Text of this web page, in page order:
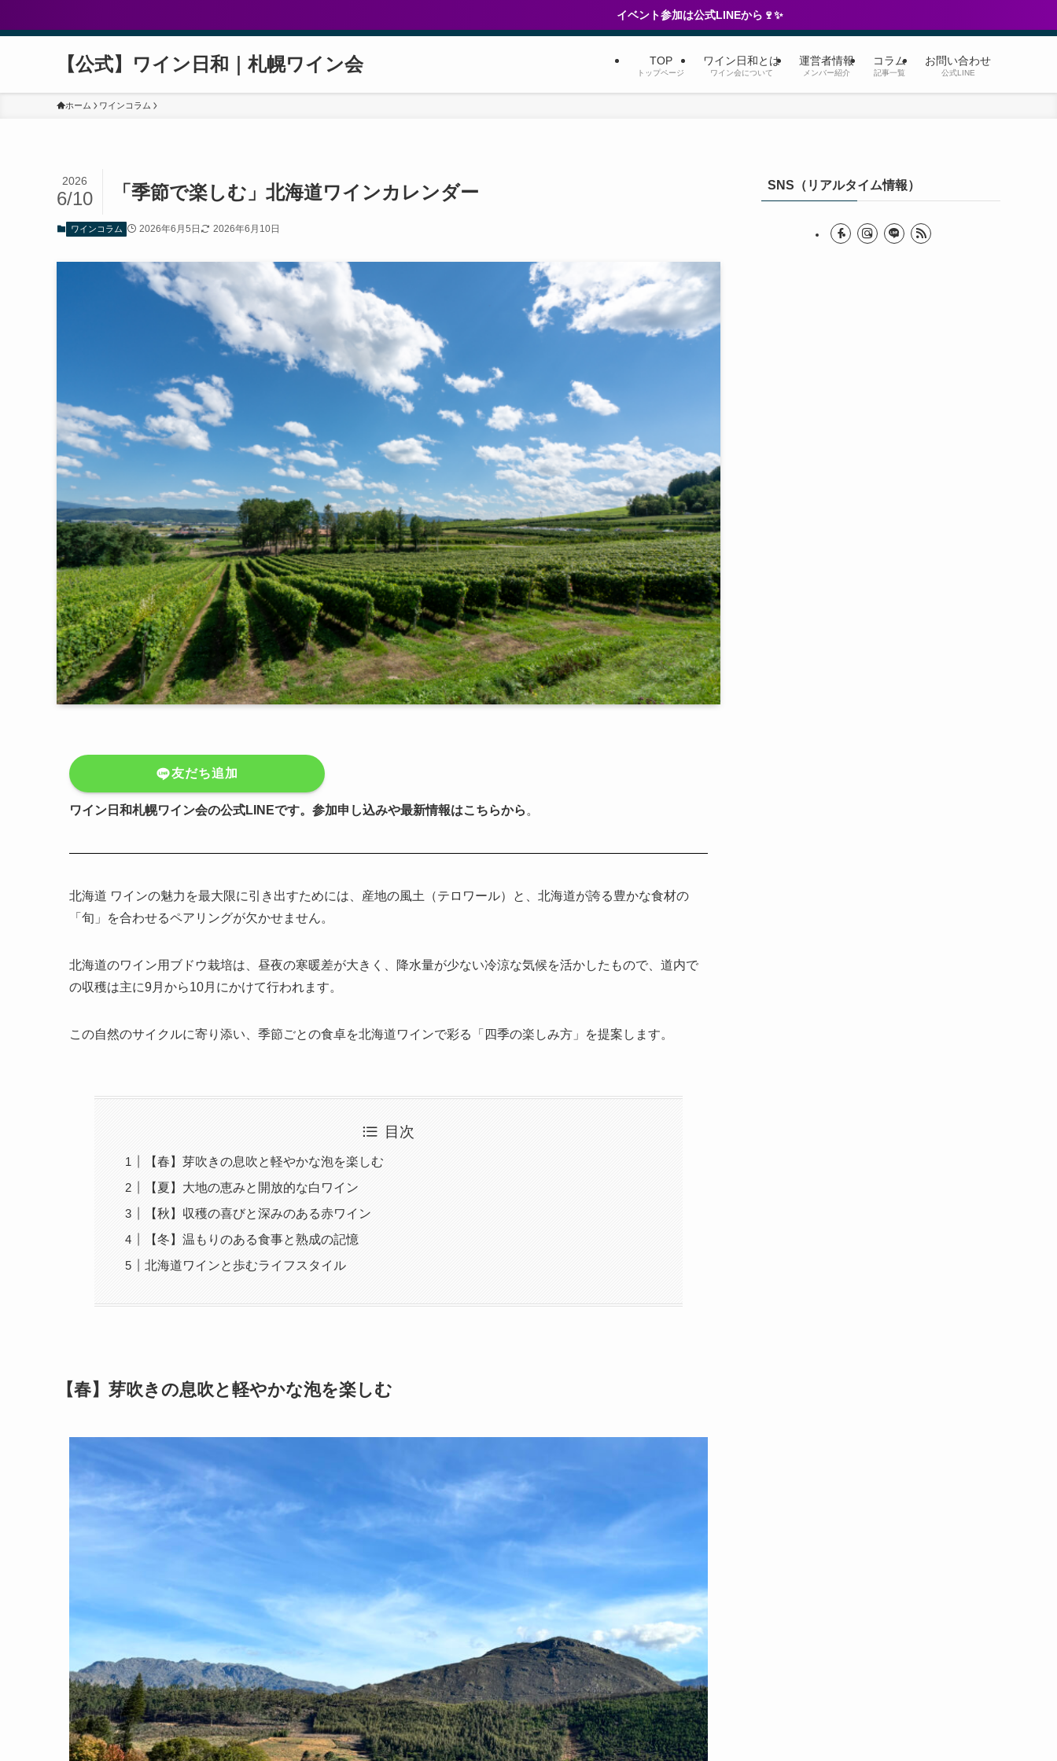
イベント参加は公式LINEから🍷✨
【公式】ワイン日和｜札幌ワイン会 TOP
トップページ
ワイン日和とは
ワイン会について
運営者情報
メンバー紹介
コラム
記事一覧
お問い合わせ
公式LINE
ホーム ワインコラム
「季節で楽しむ」北海道ワインカレンダー
2026
6/10
ワインコラム 2026年6月5日 2026年6月10日
友だち追加
ワイン日和札幌ワイン会の公式LINEです。参加申し込みや最新情報はこちらから 。
北海道 ワインの魅力を最大限に引き出すためには、産地の風土（テロワール）と、北海道が誇る豊かな食材の
「旬」を合わせるペアリングが欠かせません。
北海道のワイン用ブドウ栽培は、昼夜の寒暖差が大きく、降水量が少ない冷涼な気候を活かしたもので、道内で
の収穫は主に9月から10月にかけて行われます。
この自然のサイクルに寄り添い、季節ごとの食卓を北海道ワインで彩る「四季の楽しみ方」を提案します。
目次
【春】芽吹きの息吹と軽やかな泡を楽しむ
【夏】大地の恵みと開放的な白ワイン
【秋】収穫の喜びと深みのある赤ワイン
【冬】温もりのある食事と熟成の記憶
北海道ワインと歩むライフスタイル
【春】芽吹きの息吹と軽やかな泡を楽しむ
SNS（リアルタイム情報）